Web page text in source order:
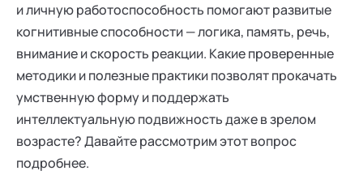
и личную работоспособность помогают развитые
когнитивные способности — логика, память, речь,
внимание и скорость реакции. Какие проверенные
методики и полезные практики позволят прокачать
умственную форму и поддержать
интеллектуальную подвижность даже в зрелом
возрасте? Давайте рассмотрим этот вопрос
подробнее.